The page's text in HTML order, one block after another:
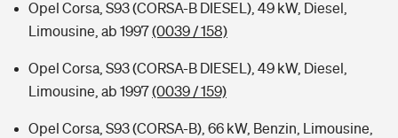
Opel Corsa, S93 (CORSA-B DIESEL), 49 kW, Diesel,
Limousine, ab 1997(0039 / 158)
Opel Corsa, S93 (CORSA-B DIESEL), 49 kW, Diesel,
Limousine, ab 1997(0039 / 159)
Opel Corsa, S93 (CORSA-B), 66 kW, Benzin, Limousine,